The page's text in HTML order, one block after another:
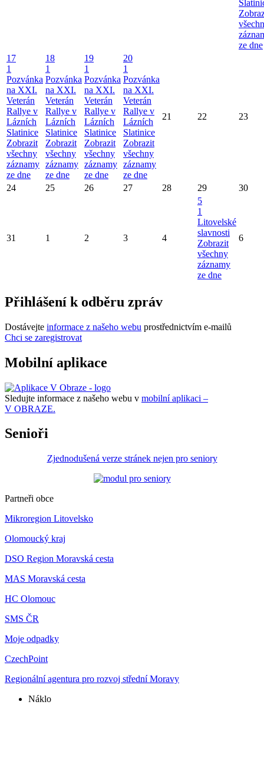
ze dne
17
1
Pozvánka
na XXI.
Veterán
Rallye v
Lázních
Slatinice
Zobrazit
všechny
záznamy
ze dne
18
1
Pozvánka
na XXI.
Veterán
Rallye v
Lázních
Slatinice
Zobrazit
všechny
záznamy
ze dne
19
1
Pozvánka
na XXI.
Veterán
Rallye v
Lázních
Slatinice
Zobrazit
všechny
záznamy
ze dne
20
1
Pozvánka
na XXI.
Veterán
Rallye v
Lázních
Slatinice
Zobrazit
všechny
záznamy
ze dne
21 22 23
24 25 26 27 28 29 30
31 1 2 3 4
5
1
Litovelské
slavnosti
Zobrazit
všechny
záznamy
ze dne
6
Přihlášení k odběru zpráv
Dostávejte informace z našeho webu prostřednictvím e-mailů
Chci se zaregistrovat
Mobilní aplikace
Sledujte informace z našeho webu v mobilní aplikaci –
V OBRAZE.
Senioři
Zjednodušená verze stránek nejen pro seniory
Partneři obce
Mikroregion Litovelsko
Olomoucký kraj
DSO Region Moravská cesta
MAS Moravská cesta
HC Olomouc
SMS ČR
Moje odpadky
CzechPoint
Regionální agentura pro rozvoj střední Moravy
Náklo